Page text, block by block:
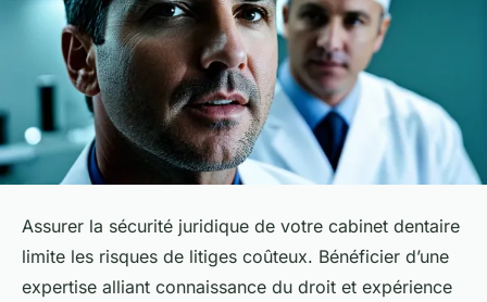
Assurer la sécurité juridique de votre cabinet dentaire
limite les risques de litiges coûteux. Bénéficier d’une
expertise alliant connaissance du droit et expérience